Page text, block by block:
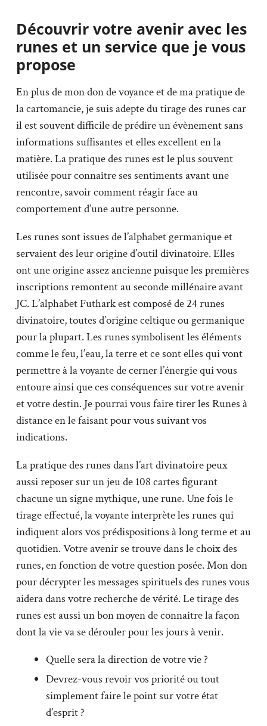
Découvrir votre avenir avec les
runes et un service que je vous
propose
En plus de mon don de voyance et de ma pratique de
la cartomancie, je suis adepte du tirage des runes car
il est souvent difficile de prédire un évènement sans
informations suffisantes et elles excellent en la
matière. La pratique des runes est le plus souvent
utilisée pour connaître ses sentiments avant une
rencontre, savoir comment réagir face au
comportement d’une autre personne.
Les runes sont issues de l’alphabet germanique et
servaient des leur origine d’outil divinatoire. Elles
ont une origine assez ancienne puisque les premières
inscriptions remontent au seconde millénaire avant
JC. L’alphabet Futhark est composé de 24 runes
divinatoire, toutes d’origine celtique ou germanique
pour la plupart. Les runes symbolisent les éléments
comme le feu, l’eau, la terre et ce sont elles qui vont
permettre à la voyante de cerner l’énergie qui vous
entoure ainsi que ces conséquences sur votre avenir
et votre destin. Je pourrai vous faire tirer les Runes à
distance en le faisant pour vous suivant vos
indications.
La pratique des runes dans l’art divinatoire peux
aussi reposer sur un jeu de 108 cartes figurant
chacune un signe mythique, une rune. Une fois le
tirage effectué, la voyante interprète les runes qui
indiquent alors vos prédispositions à long terme et au
quotidien. Votre avenir se trouve dans le choix des
runes, en fonction de votre question posée. Mon don
pour décrypter les messages spirituels des runes vous
aidera dans votre recherche de vérité. Le tirage des
runes est aussi un bon moyen de connaître la façon
dont la vie va se dérouler pour les jours à venir.
Quelle sera la direction de votre vie ?
Devrez-vous revoir vos priorité ou tout
simplement faire le point sur votre état
d’esprit ?